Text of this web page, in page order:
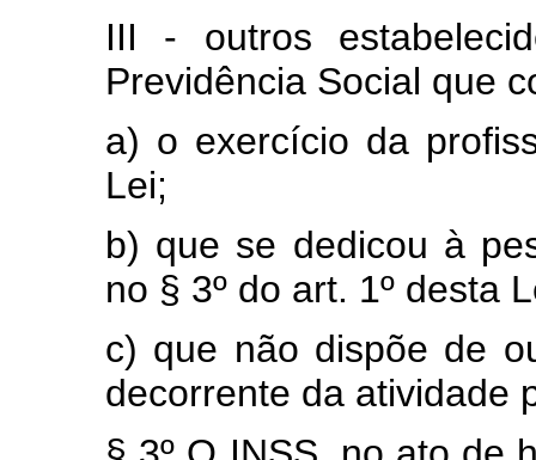
III - outros
Previdência Social que
a) o exercício da
Lei;
b) que se dedicou à
no § 3º do art. 1º desta
c) que não dispõe de
decorrente da atividade